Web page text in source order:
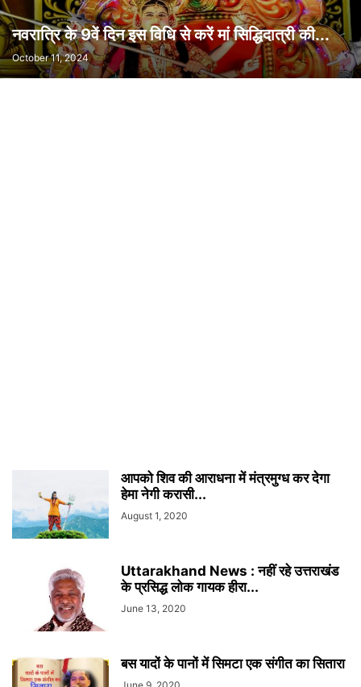
नवरात्रि के 9वें दिन इस विधि से करें मां सिद्धिदात्री की...
October 11, 2024
आपको शिव की आराधना में मंत्रमुग्ध कर देगा
हेमा नेगी करासी...
August 1, 2020
Uttarakhand News : नहीं रहे उत्तराखंड
के प्रसिद्ध लोक गायक हीरा...
June 13, 2020
बस यादों के पानों में सिमटा एक संगीत का सितारा